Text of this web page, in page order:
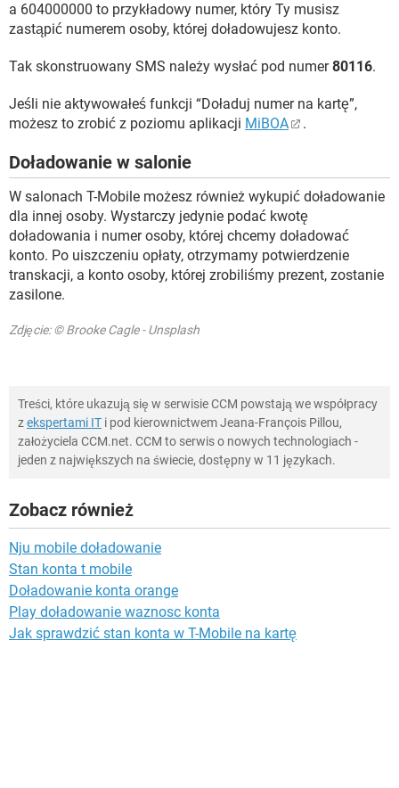
a 604000000 to przykładowy numer, który Ty musisz
zastąpić numerem osoby, której doładowujesz konto.
Tak skonstruowany SMS należy wysłać pod numer80116.
Jeśli nie aktywowałeś funkcji “Doładuj numer na kartę”,
możesz to zrobić z poziomu aplikacji MiBOA .
Doładowanie w salonie
W salonach T-Mobile możesz również wykupić doładowanie
dla innej osoby. Wystarczy jedynie podać kwotę
doładowania i numer osoby, której chcemy doładować
konto. Po uiszczeniu opłaty, otrzymamy potwierdzenie
transkacji, a konto osoby, której zrobiliśmy prezent, zostanie
zasilone.
Zdjęcie: © Brooke Cagle - Unsplash
Treści, które ukazują się w serwisie CCM powstają we współpracy
zekspertami IT i pod kierownictwem Jeana-François Pillou,
założyciela CCM.net. CCM to serwis o nowych technologiach -
jeden z największych na świecie, dostępny w 11 językach.
Zobacz również
Nju mobile doładowanie
Stan konta t mobile
Doładowanie konta orange
Play doładowanie waznosc konta
Jak sprawdzić stan konta w T-Mobile na kartę